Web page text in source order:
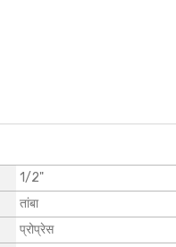
1/2"
तांबा
प्रोप्रेस